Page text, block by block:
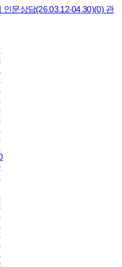
인문상담(26.03.12-04.30)(0) 관